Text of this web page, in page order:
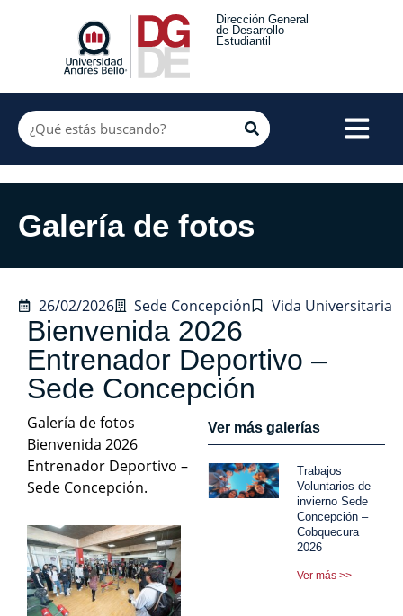
Dirección General
de Desarrollo
Estudiantil
Galería de fotos
26/02/2026 Sede Concepción Vida Universitaria
Bienvenida 2026
Entrenador Deportivo –
Sede Concepción
Galería de fotos
Bienvenida 2026
Entrenador Deportivo –
Sede Concepción.
Ver más galerías
Trabajos
Voluntarios de
invierno Sede
Concepción –
Cobquecura
2026
Ver más >>